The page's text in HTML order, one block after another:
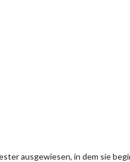
ausgewiesen, in dem sie